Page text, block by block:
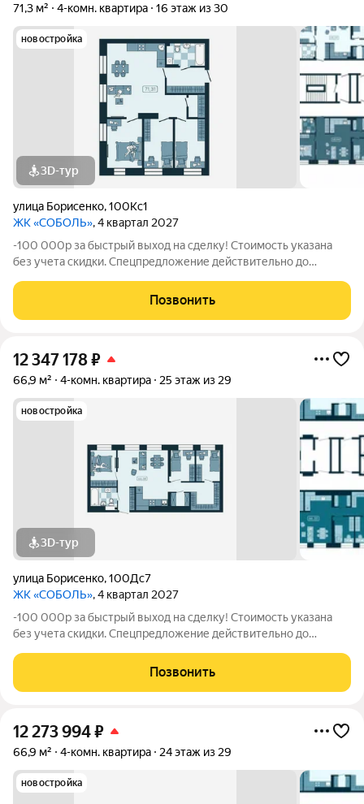
71,3 м² 4-комн. квартира 16 этаж из 30
новостройка
3D-тур
улица Борисенко,100Кс1
ЖК «СОБОЛЬ», 4 квартал 2027
-100 000р за быстрый выход на сделку! Стоимость указана
без учета скидки. Спецпредложение действительно до
пришлем вам ссылку на 3D аэротур по ЖК "Соболь" Квартира
№202 на 16 этаже Отделка:
Позвонить
12 347 178₽
66,9 м² 4-комн. квартира 25 этаж из 29
новостройка
3D-тур
улица Борисенко,100Дс7
ЖК «СОБОЛЬ», 4 квартал 2027
-100 000р за быстрый выход на сделку! Стоимость указана
без учета скидки. Спецпредложение действительно до
пришлем вам ссылку на 3D аэротур по ЖК "Соболь" Квартира
№267 на 25 этаже Отделка:
Позвонить
12 273 994₽
66,9 м² 4-комн. квартира 24 этаж из 29
новостройка